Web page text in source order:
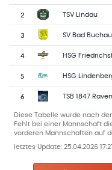
2 TSV Lindau
3 SV Bad
4
5 HSG
6 TSB 1847
Diese Tabelle wurde nach
Fehlt bei einer Mannschaft
vorderen Mannschaften auf
letztes Update: 25.04.2026